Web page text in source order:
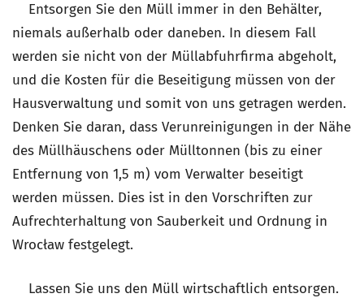
Entsorgen Sie den Müll immer in den Behälter,
niemals außerhalb oder daneben. In diesem Fall
werden sie nicht von der Müllabfuhrfirma abgeholt,
und die Kosten für die Beseitigung müssen von der
Hausverwaltung und somit von uns getragen werden.
Denken Sie daran, dass Verunreinigungen in der Nähe
des Müllhäuschens oder Mülltonnen (bis zu einer
Entfernung von 1,5 m) vom Verwalter beseitigt
werden müssen. Dies ist in den Vorschriften zur
Aufrechterhaltung von Sauberkeit und Ordnung in
Wrocław festgelegt.
Lassen Sie uns den Müll wirtschaftlich entsorgen.